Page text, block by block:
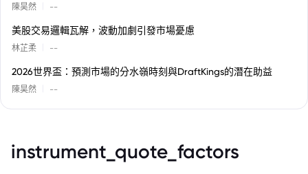
陳昊然 --
美股交易邏輯瓦解，波動加劇引發市場憂慮
林芷柔 --
2026世界盃：預測市場的分水嶺時刻與DraftKings的潛在助益
陳昊然 --
instrument_quote_factors